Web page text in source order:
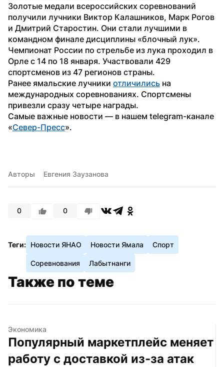
Золотые медали всероссийских соревнований
получили лучники Виктор Калашников, Марк Рогов
и Дмитрий Старостин. Они стали лучшими в
командном финале дисциплины «блочный лук».
Чемпионат России по стрельбе из лука проходил в
Орле с 14 по 18 января. Участвовали 429
спортсменов из 47 регионов страны.
Ранее ямальские лучники отличились на
международных соревнованиях. Спортсмены
привезли сразу четыре награды.
Самые важные новости — в нашем telegram-канале
«Север-Пресс».
Авторы Евгения Заузанова
0 0
Теги: Новости ЯНАО Новости Ямала Спорт
Соревнования Лабытнанги
Также по теме
Экономика
Популярный маркетплейс меняет
работу с доставкой из-за атак